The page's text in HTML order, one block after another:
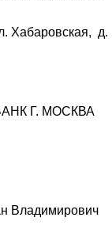
Хабаровская, д.
Г. МОСКВА
Владимирович